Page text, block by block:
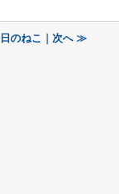
のねこ｜次へ ≫